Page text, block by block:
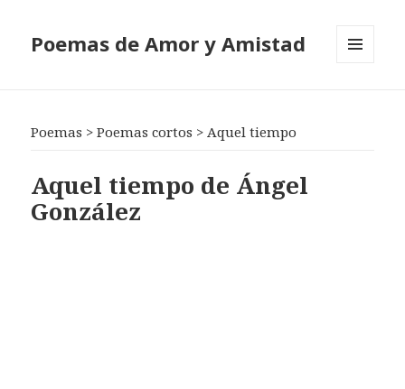
Poemas de Amor y Amistad
Poemas >Poemas cortos >Aquel tiempo
Aquel tiempo de Ángel
González